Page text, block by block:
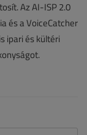
Az AI-ISP 2.0
és a VoiceCatcher
ipari és kültéri